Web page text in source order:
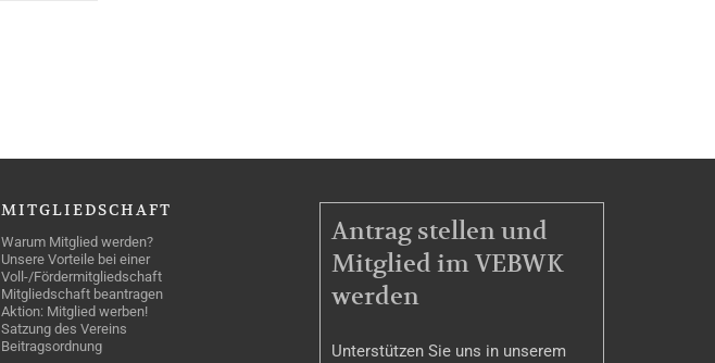
MITGLIEDSCHAFT
Warum Mitglied werden?
Unsere Vorteile bei einer
Voll-/Fördermitgliedschaft
Mitgliedschaft beantragen
Aktion: Mitglied werben!
Satzung des Vereins
Beitragsordnung
MITGLIEDSCHAFT
Antrag stellen und
Mitglied im VEBWK
werden
Unterstützen Sie uns in unserem